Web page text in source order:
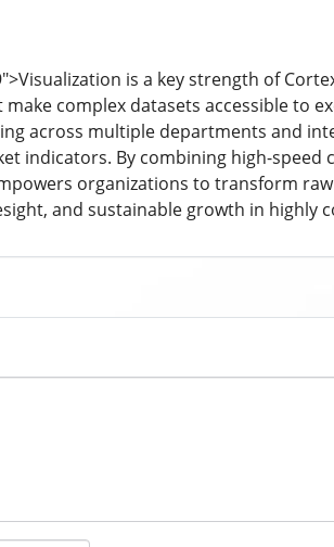
is a key strength of
complex datasets accessible to
across multiple departments and
indicators. By combining high-
organizations to transform
and sustainable growth in highly